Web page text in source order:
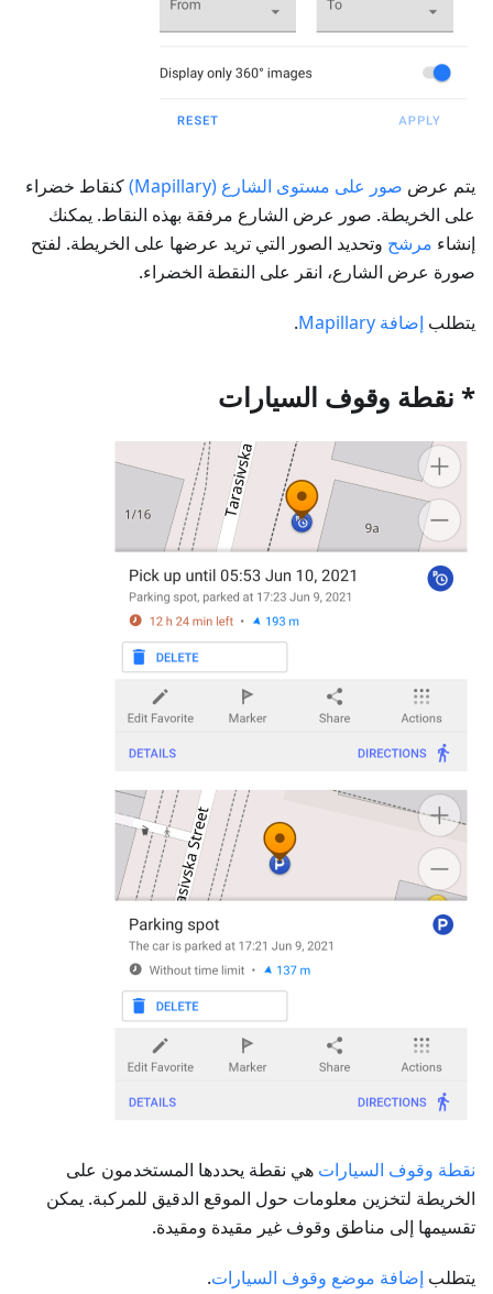
يتم عرض صور على مستوى الشارع (Mapillary)
كنقاط خضراء
على الخريطة. صور عرض الشارع مرفقة بهذه النقاط. يمكنك
إنشاء مرشح وتحديد الصور التي تريد عرضها على الخريطة. لفتح
صورة عرض الشارع، انقر على النقطة الخضراء.
يتطلب إضافة Mapillary .
* نقطة وقوف السيارات
نقطة وقوف السيارات هي نقطة يحددها المستخدمون على
الخريطة لتخزين معلومات حول الموقع الدقيق للمركبة. يمكن
تقسيمها إلى مناطق وقوف غير مقيدة ومقيدة.
يتطلب إضافة موضع وقوف السيارات.